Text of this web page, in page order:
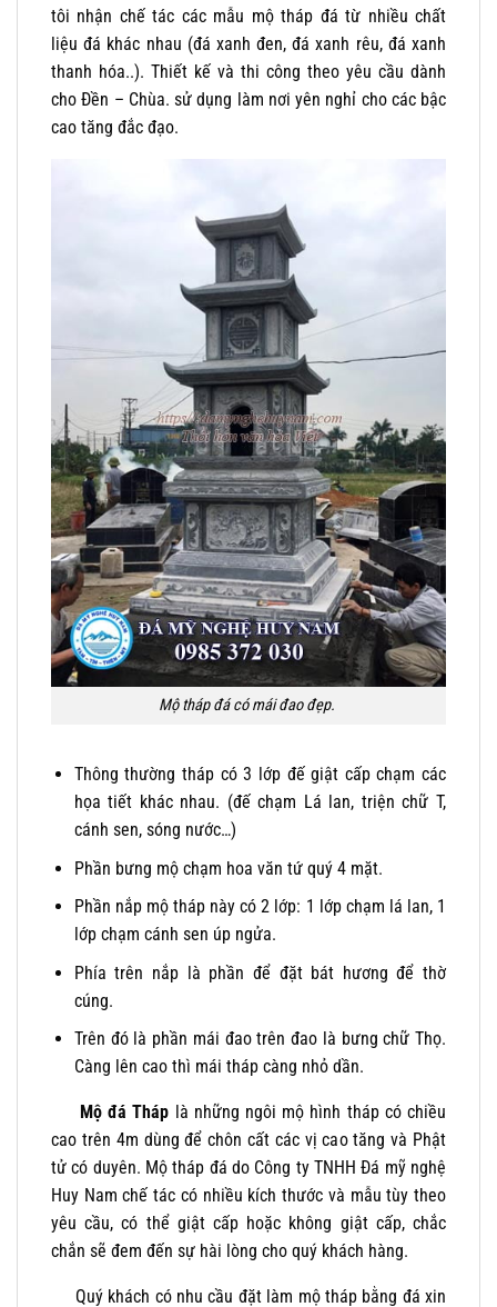
tôi nhận chế tác các mẫu mộ tháp đá từ nhiều chất
liệu đá khác nhau (đá xanh đen, đá xanh rêu, đá xanh
thanh hóa..). Thiết kế và thi công theo yêu cầu dành
cho Đền – Chùa. sử dụng làm nơi yên nghỉ cho các bậc
cao tăng đắc đạo.
Mộ tháp đá có mái đao đẹp.
Thông thường tháp có 3 lớp đế giật cấp chạm các
họa tiết khác nhau. (đế chạm Lá lan, triện chữ T,
cánh sen, sóng nước…)
Phần bưng mộ chạm hoa văn tứ quý 4 mặt.
Phần nắp mộ tháp này có 2 lớp: 1 lớp chạm lá lan, 1
lớp chạm cánh sen úp ngửa.
Phía trên nắp là phần để đặt bát hương để thờ
cúng.
Trên đó là phần mái đao trên đao là bưng chữ Thọ.
Càng lên cao thì mái tháp càng nhỏ dần.
Mộ đá Tháp là những ngôi mộ hình tháp có chiều
cao trên 4m dùng để chôn cất các vị cao tăng và Phật
tử có duyên. Mộ tháp đá do Công ty TNHH Đá mỹ nghệ
Huy Nam chế tác có nhiều kích thước và mẫu tùy theo
yêu cầu, có thể giật cấp hoặc không giật cấp, chắc
chắn sẽ đem đến sự hài lòng cho quý khách hàng.
Quý khách có nhu cầu đặt làm mộ tháp bằng đá xin